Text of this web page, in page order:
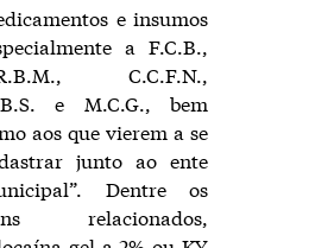
e insumos
a F.C.B.,
C.C.F.N.,
e M.C.G., bem
aos que vierem a se
junto ao ente
Dentre os
relacionados,